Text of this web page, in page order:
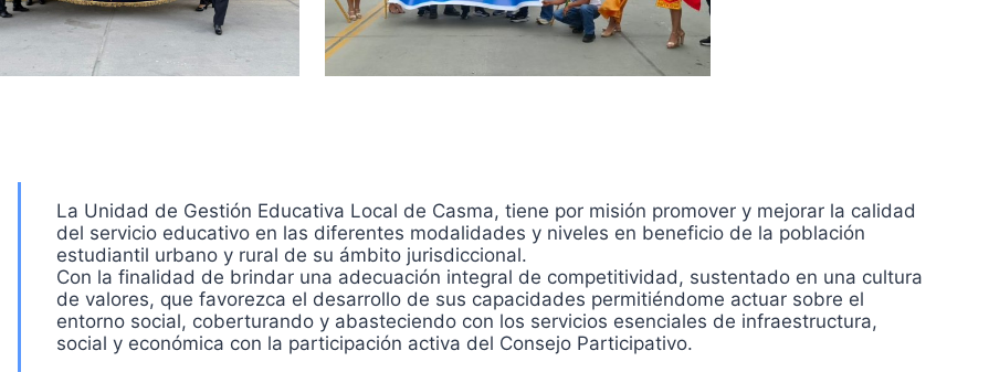
La Unidad de Gestión Educativa Local de Casma, tiene por misión promover y mejorar la calidad
del servicio educativo en las diferentes modalidades y niveles en beneficio de la población
estudiantil urbano y rural de su ámbito jurisdiccional.
Con la finalidad de brindar una adecuación integral de competitividad, sustentado en una cultura
de valores, que favorezca el desarrollo de sus capacidades permitiéndome actuar sobre el
entorno social, coberturando y abasteciendo con los servicios esenciales de infraestructura,
social y económica con la participación activa del Consejo Participativo.